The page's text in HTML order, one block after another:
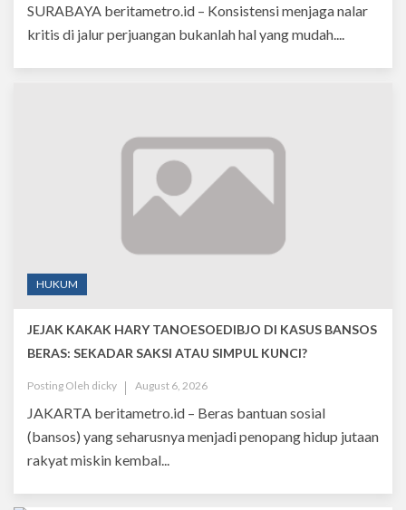
SURABAYA beritametro.id – Konsistensi menjaga nalar
kritis di jalur perjuangan bukanlah hal yang mudah....
HUKUM
JEJAK KAKAK HARY TANOESOEDIBJO DI KASUS BANSOS
BERAS: SEKADAR SAKSI ATAU SIMPUL KUNCI?
Posting Oleh dicky August 6, 2026
JAKARTA beritametro.id – Beras bantuan sosial
(bansos) yang seharusnya menjadi penopang hidup jutaan
rakyat miskin kembal...